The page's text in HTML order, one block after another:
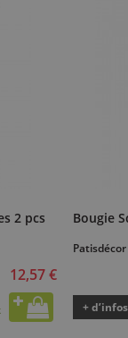
2 pcs
12,57 €
Bougie
Patisdécor
+ d’infos